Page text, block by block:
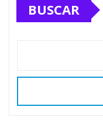
BUSCAR